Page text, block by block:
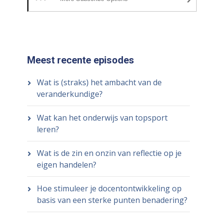
Meest recente episodes
Wat is (straks) het ambacht van de
veranderkundige?
Wat kan het onderwijs van topsport
leren?
Wat is de zin en onzin van reflectie op je
eigen handelen?
Hoe stimuleer je docentontwikkeling op
basis van een sterke punten benadering?